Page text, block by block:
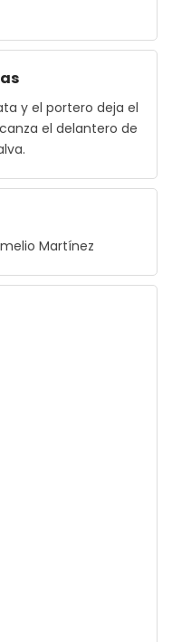
y el portero deja el
el delantero de
Martínez